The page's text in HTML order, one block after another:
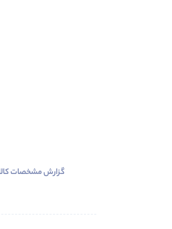
گزارش مشخصات کالا